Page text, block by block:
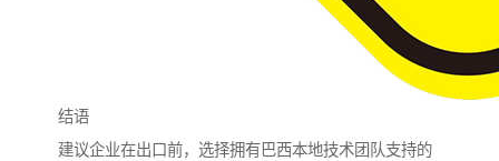
结语
建议企业在出口前，选择拥有巴西本地技术团队支持的